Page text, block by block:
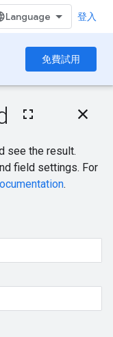
登入
免費試用
這個頁面中的內容
HTTP 要求
查詢參數
要求主體
回應主體